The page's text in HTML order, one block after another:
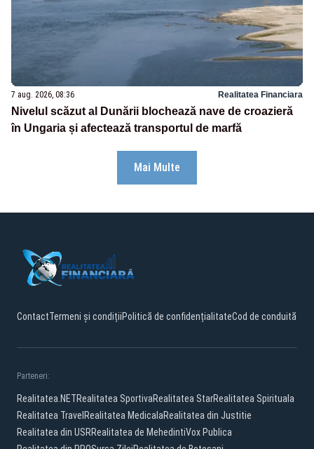
7 aug. 2026, 08:36 Realitatea Financiara
Nivelul scăzut al Dunării blochează nave de croazieră
în Ungaria și afectează transportul de marfă
Mai Multe
ContactTermeni și condițiiPolitică de confidențialitateCod de conduită
Parteneri:
Realitatea.NETRealitatea SportivaRealitatea StarRealitatea Spirituala
Realitatea Travel Realitatea MedicalaRealitatea din Justitie
Realitatea din USRRealitatea de MehedintiVox Publica